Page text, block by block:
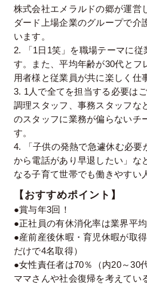
株式会社エメラルドの郷が運
ダード上場企業のグループで介
います。
2. 「1日1笑」を職場テーマに
す。また、平均年齢が30代とフ
用者様と従業員が共に楽しく仕
3. 1人で全てを担当する必要は
調理スタッフ、事務スタッフな
のスタッフに業務が偏らないチ
す。
4. 「子供の発熱で急遽休む必要
から電話があり早退したい」な
なる子育て世帯でも働きやすい
【おすすめポイント】
●賞与年3回！
●正社員の有休消化率は業界平
●産前産後休暇・育児休暇が取
だけで4名取得）
●女性責任者は70％（内20～30
ママさんや社会復帰を考えてい